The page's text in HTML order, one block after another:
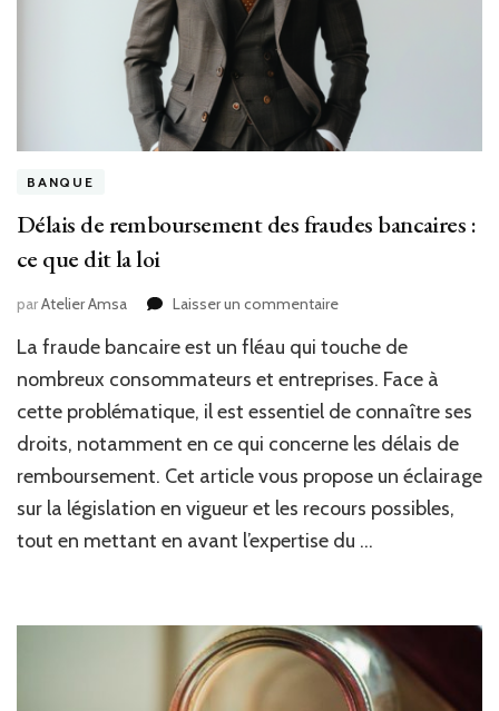
BANQUE
Délais de remboursement des fraudes bancaires :
ce que dit la loi
parAtelier Amsa Laisser un commentairesur
de
remboursement
fraudes
bancaires
ce
que
dit
La fraude bancaire est un fléau qui touche de
nombreux consommateurs et entreprises. Face à
cette problématique, il est essentiel de connaître ses
droits, notamment en ce qui concerne les délais de
remboursement. Cet article vous propose un éclairage
sur la législation en vigueur et les recours possibles,
tout en mettant en avant l’expertise du …